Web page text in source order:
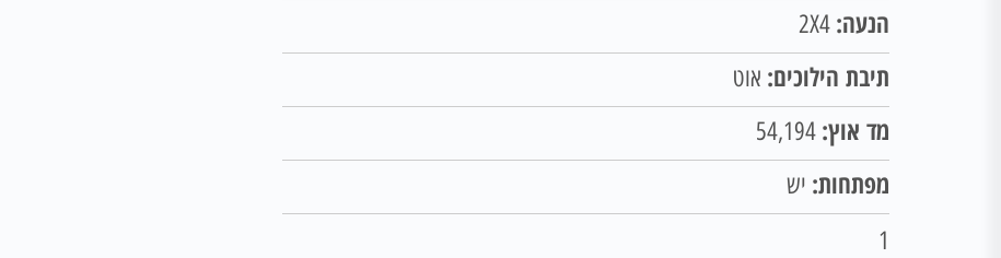
הנעה:
תיבת הילוכים: אוט
מד אוץ:
מפתחות: יש
1